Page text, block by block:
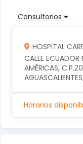
Consultorios
HOSPITAL
CALLE
AMÉRICAS,
Horarios